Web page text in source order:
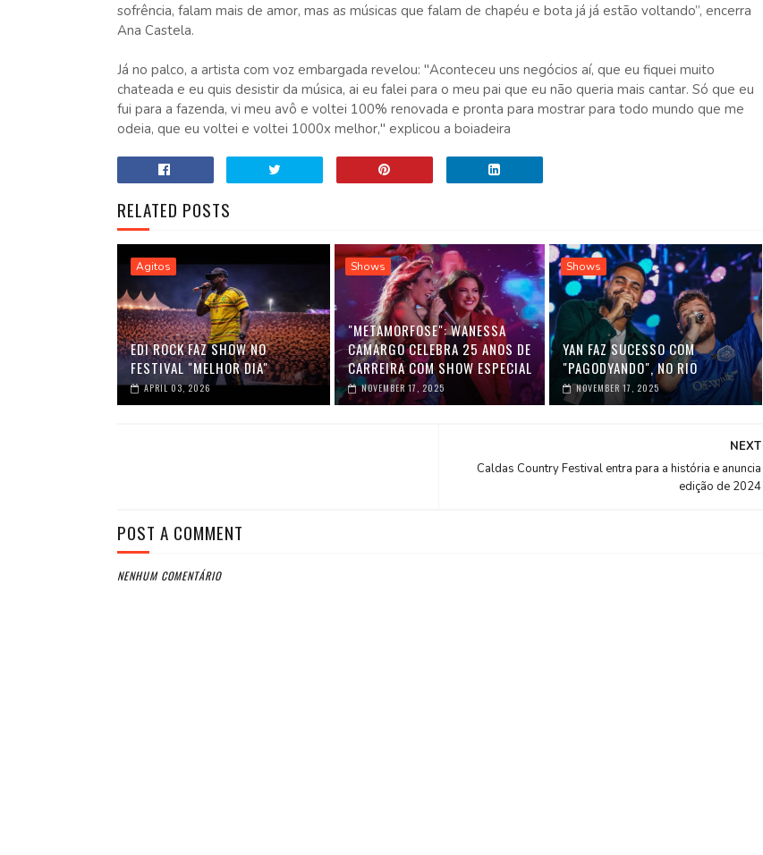
sofrência, falam mais de amor, mas as músicas que falam de chapéu e bota já já estão voltando”, encerra
Ana Castela.
Já no palco, a artista com voz embargada revelou: "Aconteceu uns negócios aí, que eu fiquei muito
chateada e eu quis desistir da música, ai eu falei para o meu pai que eu não queria mais cantar. Só que eu
fui para a fazenda, vi meu avô e voltei 100% renovada e pronta para mostrar para todo mundo que me
odeia, que eu voltei e voltei 1000x melhor," explicou a boiadeira
RELATED POSTS
Agitos
EDI ROCK FAZ SHOW NO
FESTIVAL "MELHOR DIA"
APRIL 03, 2026
Shows
"METAMORFOSE": WANESSA
CAMARGO CELEBRA 25 ANOS DE
CARREIRA COM SHOW ESPECIAL
NOVEMBER 17, 2025
Shows
YAN FAZ SUCESSO COM
"PAGODYANDO", NO RIO
NOVEMBER 17, 2025
NEXT
Caldas Country Festival entra para a história e anuncia
edição de 2024
POST A COMMENT
NENHUM COMENTÁRIO